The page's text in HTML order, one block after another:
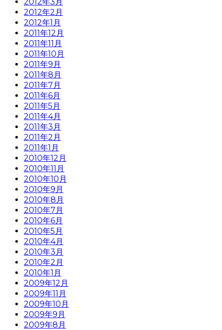
2012年2月
2012年1月
2011年12月
2011年11月
2011年10月
2011年9月
2011年8月
2011年7月
2011年6月
2011年5月
2011年4月
2011年3月
2011年2月
2011年1月
2010年12月
2010年11月
2010年10月
2010年9月
2010年8月
2010年7月
2010年6月
2010年5月
2010年4月
2010年3月
2010年2月
2010年1月
2009年12月
2009年11月
2009年10月
2009年9月
2009年8月